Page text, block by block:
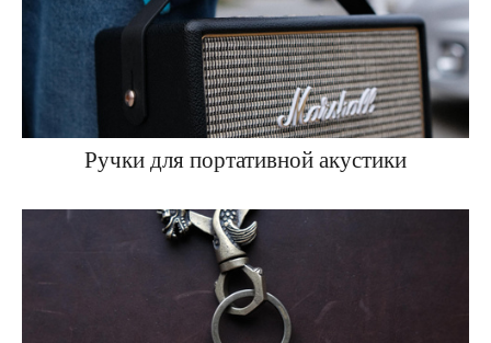
Ручки для портативной акустики